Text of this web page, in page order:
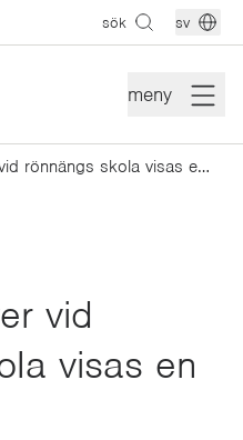
sök sv
meny
alster av elever vid rönnängs skola visas en trappa upp
vid
visas en